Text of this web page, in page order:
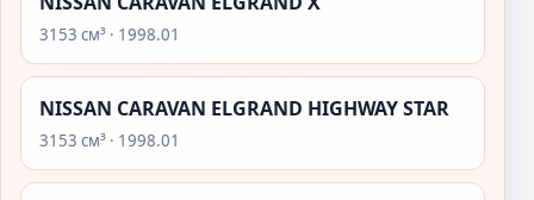
3153 см³ · 1998.01
NISSAN CARAVAN ELGRAND HIGHWAY STAR
3153 см³ · 1998.01